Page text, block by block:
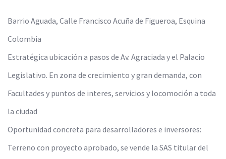
Barrio Aguada, Calle Francisco Acuña de Figueroa, Esquina
Colombia
Estratégica ubicación a pasos de Av. Agraciada y el Palacio
Legislativo. En zona de crecimiento y gran demanda, con
Facultades y puntos de interes, servicios y locomoción a toda
la ciudad
Oportunidad concreta para desarrolladores e inversores:
Terreno con proyecto aprobado, se vende la SAS titular del